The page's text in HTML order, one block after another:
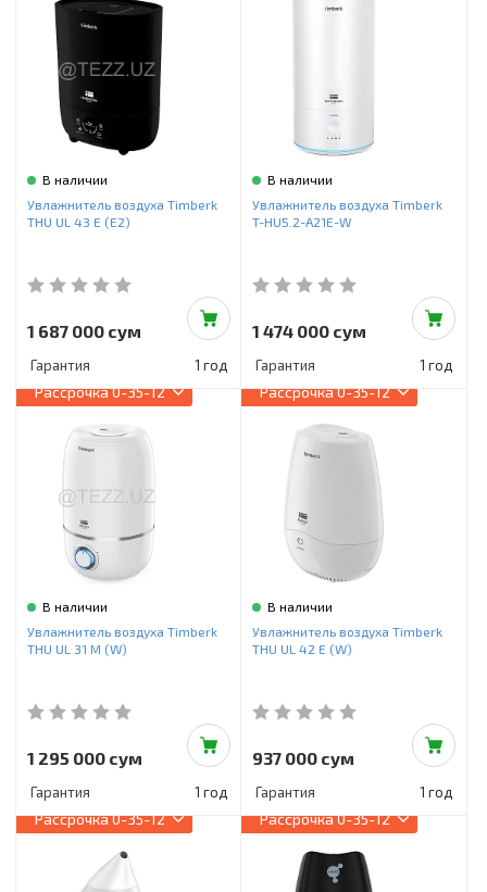
В наличии
Увлажнитель воздуха Timberk
THU UL 43 E (E2)
1 687 000 сум
Гарантия 1 год
В наличии
Увлажнитель воздуха Timberk
T-HU5.2-A21E-W
1 474 000 сум
Гарантия 1 год
Рассрочка0-35-12
В наличии
Увлажнитель воздуха Timberk
THU UL 31 M (W)
1 295 000 сум
Гарантия 1 год
Рассрочка0-35-12
В наличии
Увлажнитель воздуха Timberk
THU UL 42 E (W)
937 000 сум
Гарантия 1 год
Рассрочка0-35-12 Рассрочка0-35-12